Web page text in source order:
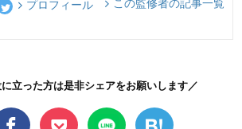
プロフィール この監修者の記事一覧
立った方は是非シェアをお願いします／